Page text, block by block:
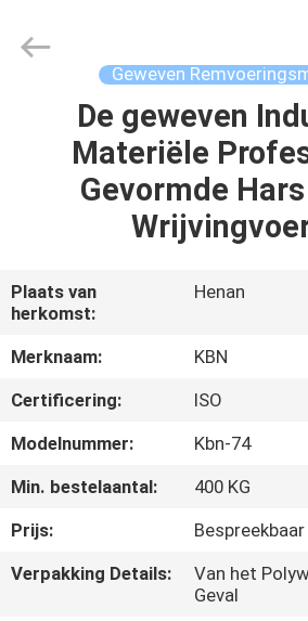
PRODUCTEN
ONS
FABRIEKSREIS
CONTACTEER
ONS
Geweven
De geweven
Materiële
Gevormde
Plaats van
herkomst:
Henan
Merknaam:
KBN
Certificering:
ISO
Modelnummer:
Kbn-74
Min. bestelaantal:
400 KG
Prijs:
Bespreekbaar
Verpakking Details:
Van het
Geval